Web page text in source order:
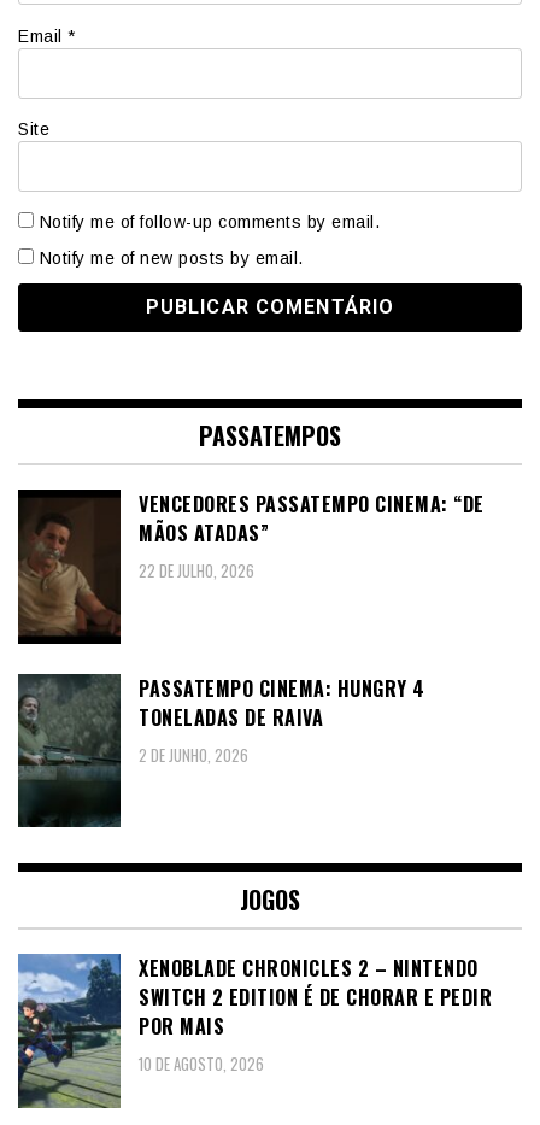
Email *
Site
Notify me of follow-up comments by email.
Notify me of new posts by email.
PASSATEMPOS
VENCEDORES PASSATEMPO CINEMA: “DE
MÃOS ATADAS”
22 DE JULHO, 2026
PASSATEMPO CINEMA: HUNGRY 4
TONELADAS DE RAIVA
2 DE JUNHO, 2026
JOGOS
XENOBLADE CHRONICLES 2 – NINTENDO
SWITCH 2 EDITION É DE CHORAR E PEDIR
POR MAIS
10 DE AGOSTO, 2026